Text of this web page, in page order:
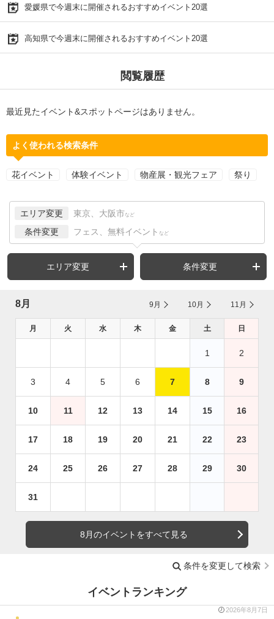
愛媛県で今週末に開催されるおすすめイベント20選
高知県で今週末に開催されるおすすめイベント20選
閲覧履歴
最近見たイベント&スポットページはありません。
よく使われる検索条件
花イベント 体験イベント 物産展・観光フェア 祭り
エリア変更 東京、大阪市 など
条件変更 フェス、無料イベント など
エリア変更 条件変更
8月 9月 10月 11月
月 火 水 木 金 土 日
1 2
3 4 5 6 7 8 9
10 11 12 13 14 15 16
17 18 19 20 21 22 23
24 25 26 27 28 29 30
31
8月のイベントをすべて見る
条件を変更して検索
イベントランキング
2026年8月7日